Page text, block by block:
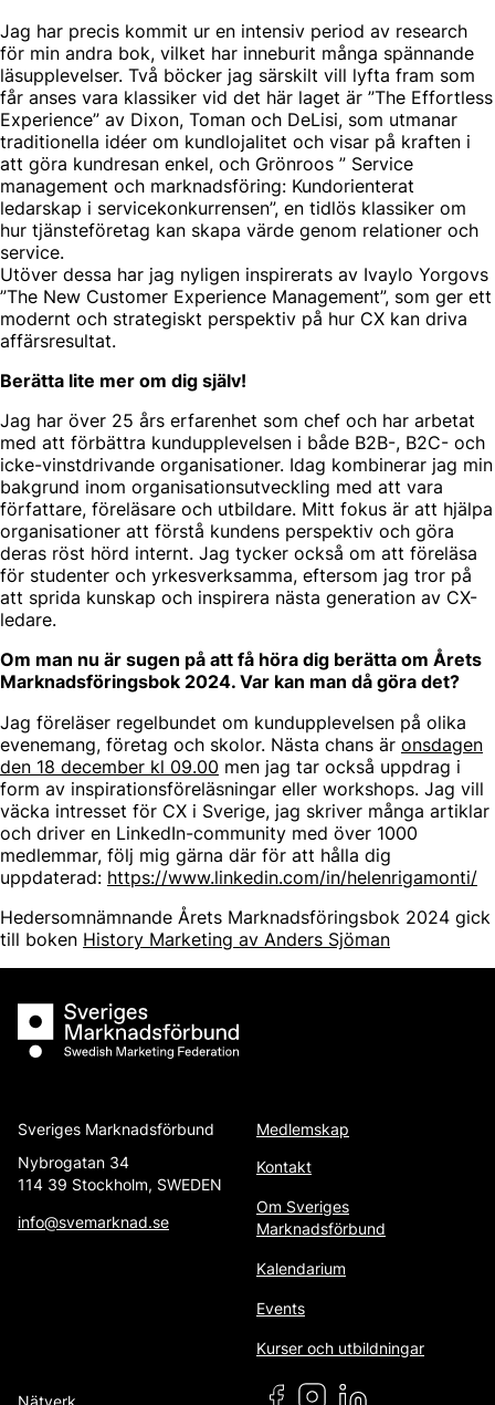
Jag har precis kommit ur en intensiv period av research
för min andra bok, vilket har inneburit många spännande
läsupplevelser. Två böcker jag särskilt vill lyfta fram som
får anses vara klassiker vid det här laget är ”The Effortless
Experience” av Dixon, Toman och DeLisi, som utmanar
traditionella idéer om kundlojalitet och visar på kraften i
att göra kundresan enkel, och Grönroos ” Service
management och marknadsföring: Kundorienterat
ledarskap i servicekonkurrensen”, en tidlös klassiker om
hur tjänsteföretag kan skapa värde genom relationer och
service.
Utöver dessa har jag nyligen inspirerats av Ivaylo Yorgovs
”The New Customer Experience Management”, som ger ett
modernt och strategiskt perspektiv på hur CX kan driva
affärsresultat.
Berätta lite mer om dig själv!
Jag har över 25 års erfarenhet som chef och har arbetat
med att förbättra kundupplevelsen i både B2B-, B2C- och
icke-vinstdrivande organisationer. Idag kombinerar jag min
bakgrund inom organisationsutveckling med att vara
författare, föreläsare och utbildare. Mitt fokus är att hjälpa
organisationer att förstå kundens perspektiv och göra
deras röst hörd internt. Jag tycker också om att föreläsa
för studenter och yrkesverksamma, eftersom jag tror på
att sprida kunskap och inspirera nästa generation av CX-
ledare.
Om man nu är sugen på att få höra dig berätta om Årets
Marknadsföringsbok 2024. Var kan man då göra det?
Jag föreläser regelbundet om kundupplevelsen på olika
evenemang, företag och skolor. Nästa chans är onsdagen
den 18 december kl 09.00 men jag tar också uppdrag i
form av inspirationsföreläsningar eller workshops. Jag vill
väcka intresset för CX i Sverige, jag skriver många artiklar
och driver en LinkedIn-community med över 1000
medlemmar, följ mig gärna där för att hålla dig
uppdaterad: https://www.linkedin.com/in/helenrigamonti/
Hedersomnämnande Årets Marknadsföringsbok 2024 gick
till boken History Marketing av Anders Sjöman
Sveriges Marknadsförbund
Sveriges Marknadsförbund
Nybrogatan 34
114 39 Stockholm, SWEDEN
info@svemarknad.se
Medlemskap
Kontakt
Om Sveriges
Marknadsförbund
Kalendarium
Events
Kurser och utbildningar
Nätverk